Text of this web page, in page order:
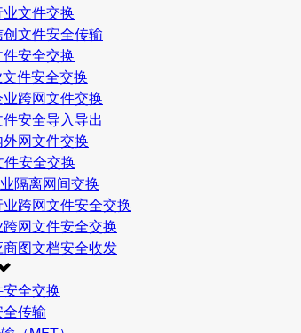
文件交换
文件安全传输
安全交换
件安全交换
跨网文件交换
安全导入导出
网文件交换
安全交换
隔离网间交换
跨网文件安全交换
网文件安全交换
图文档安全收发
全交换
传输